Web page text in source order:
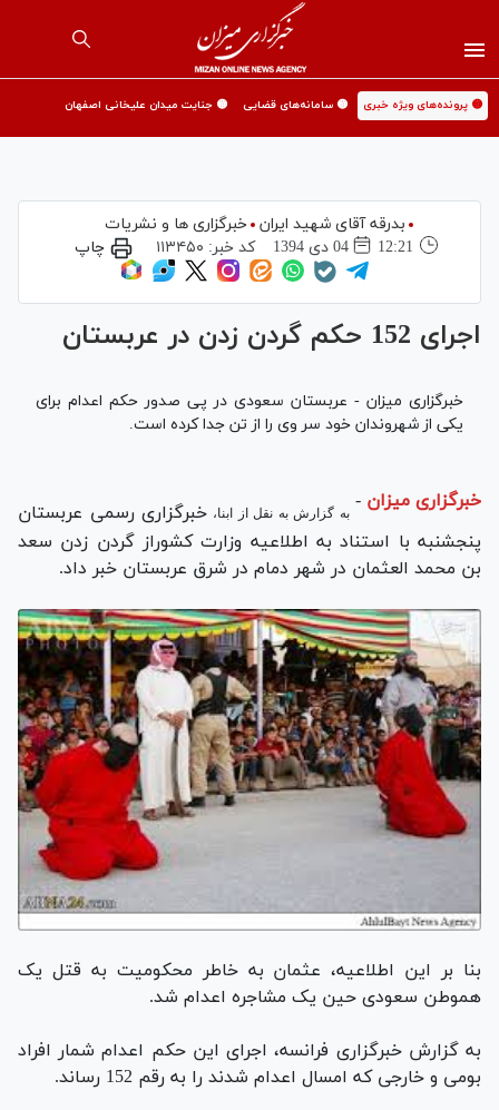
🟡 پرونده‌های ویژه خبری 🟡 سامانه‌های قضایی 🟡 جنایت میدان علیخانی اصفهان
بدرقه آقای شهید ایران
خبرگزاری ها و نشریات
12:21
04 دی 1394 کد خبر: ۱۱۳۴۵۰ چاپ
اجرای 152 حکم گردن زدن در عربستان
خبرگزاری میزان - عربستان سعودی در پی صدور حکم اعدام برای
یکی از شهروندان خود سر وی را از تن جدا کرده است.
خبرگزاری میزان - به گزارشبه نقل از ابنا، خبرگزاری رسمی عربستان
پنجشنبه با استناد به اطلاعیه وزارت کشوراز گردن زدن سعد
بن محمد العثمان در شهر دمام در شرق عربستان خبر داد.
بنا بر این اطلاعیه، عثمان به خاطر محکومیت به قتل یک
هموطن سعودی حین یک مشاجره اعدام شد.
به گزارش خبرگزاری فرانسه، اجرای این حکم اعدام شمار افراد
بومی و خارجی که امسال اعدام شدند را به رقم 152 رساند.